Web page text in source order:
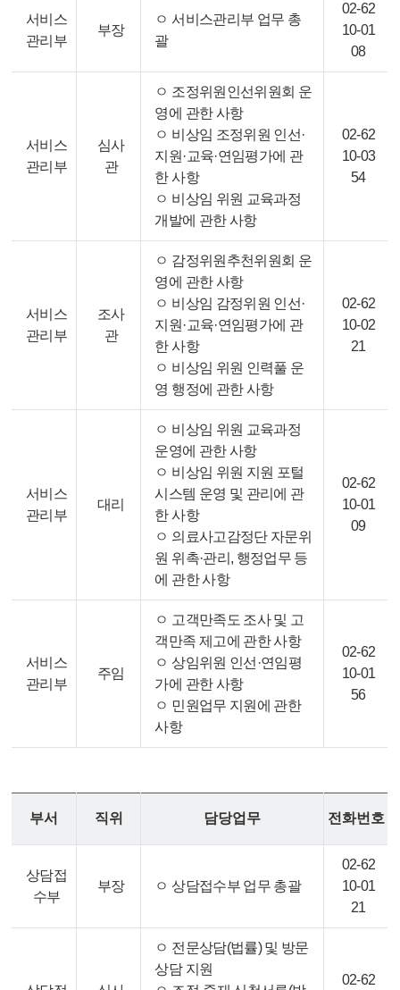
서비스
관리부
부장
ㅇ 서비스관리부 업무 총
괄
02-62
10-01
08
서비스
관리부
심사
관
ㅇ 조정위원인선위원회 운
영에 관한 사항
ㅇ 비상임 조정위원 인선·
지원·교육·연임평가에 관
한 사항
ㅇ 비상임 위원 교육과정
개발에 관한 사항
02-62
10-03
54
서비스
관리부
조사
관
ㅇ 감정위원추천위원회 운
영에 관한 사항
ㅇ 비상임 감정위원 인선·
지원·교육·연임평가에 관
한 사항
ㅇ 비상임 위원 인력풀 운
영 행정에 관한 사항
02-62
10-02
21
서비스
관리부
대리
ㅇ 비상임 위원 교육과정
운영에 관한 사항
ㅇ 비상임 위원 지원 포털
시스템 운영 및 관리에 관
한 사항
ㅇ 의료사고감정단 자문위
원 위촉·관리, 행정업무 등
에 관한 사항
02-62
10-01
09
서비스
관리부
주임
ㅇ 고객만족도 조사 및 고
객만족 제고에 관한 사항
ㅇ 상임위원 인선·연임평
가에 관한 사항
ㅇ 민원업무 지원에 관한
사항
02-62
10-01
56
부서 직위 담당업무 전화번호
상담접
수부
부장 ㅇ 상담접수부 업무 총괄
02-62
10-01
21
ㅇ 전문상담(법률) 및 방문
상담 지원
02-62